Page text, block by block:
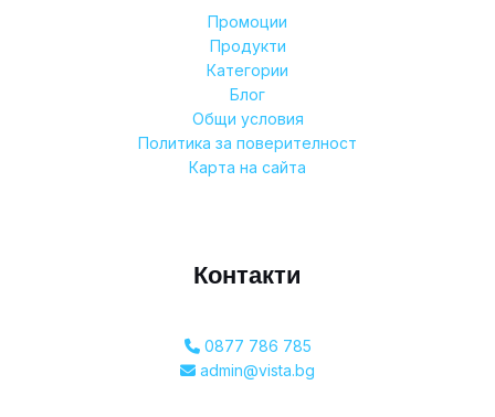
Промоции
Продукти
Категории
Блог
Общи условия
Политика за поверителност
Карта на сайта
Контакти
0877 786 785
admin@vista.bg